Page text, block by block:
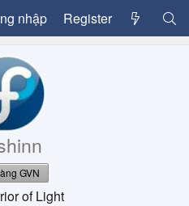
nhập Register
GVN
of Light